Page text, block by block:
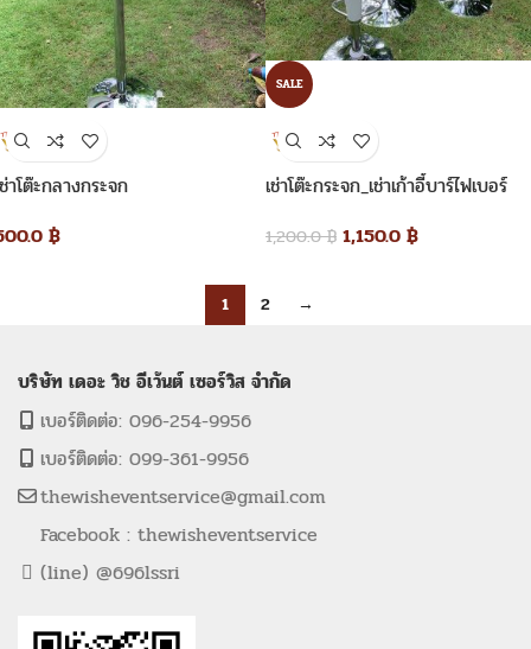
SALE
เช่าโต๊ะกระจก_เช่าเก้าอี้บาร์ไฟเบอร์
1,200.0฿ 1,150.0 ฿
าโต๊ะกลางกระจก
฿
1 2 →
บริษัท เดอะ วิช อีเว้นต์ เซอร์วิส จำกัด
เบอร์ติดต่อ: 096-254-9956
เบอร์ติดต่อ: 099-361-9956
thewisheventservice@gmail.com
Facebook : thewisheventservice
(line) @696lssri